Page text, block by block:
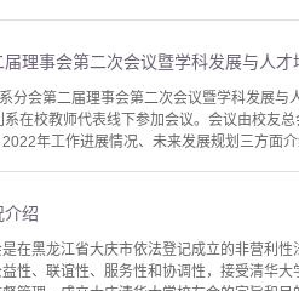
理事会第二次会议暨学科发展与人才
分会第二届理事会第二次会议暨学科发展
在校教师代表线下参加会议。会议由校友
年工作进展情况、未来发展规划三方面
介绍
在黑龙江省大庆市依法登记成立的非营利
性、联谊性、服务性和协调性，接受清华